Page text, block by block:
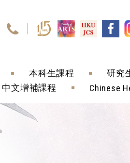
本科生課程
研究
中文增補課程 Chinese